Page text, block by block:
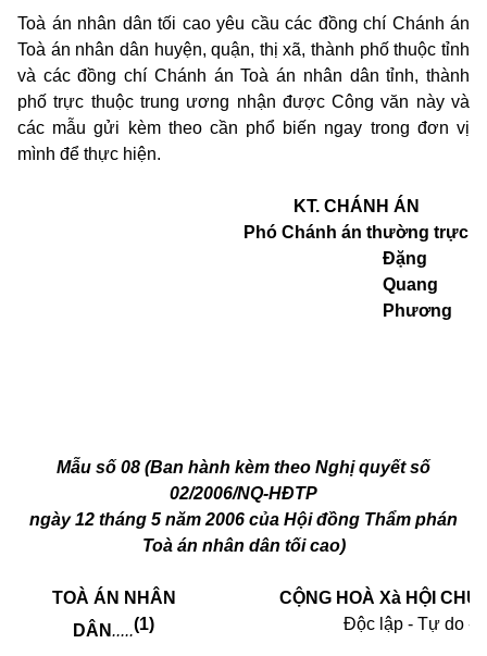
Toà án nhân dân tối cao yêu cầu các đồng chí Chánh án
Toà án nhân dân huyện, quận, thị xã, thành phố thuộc tỉnh
và các đồng chí Chánh án Toà án nhân dân tỉnh, thành
phố trực thuộc trung ương nhận được Công văn này và
các mẫu gửi kèm theo cần phổ biến ngay trong đơn vị
mình để thực hiện.
KT. CHÁNH ÁN
Phó Chánh án thường trực
Đặng
Quang
Phương
Mẫu số 08 (Ban hành kèm theo Nghị quyết số
02/2006/NQ-HĐTP
ngày 12 tháng 5 năm 2006 của Hội đồng Thẩm phán
Toà án nhân dân tối cao)
TOÀ ÁN NHÂN
DÂN.....(1)
CỘNG HOÀ Xà HỘI CHỦ
Độc lập - Tự do -